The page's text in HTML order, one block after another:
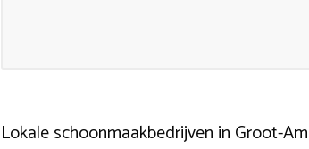
Lokale schoonmaakbedrijven in Groot-